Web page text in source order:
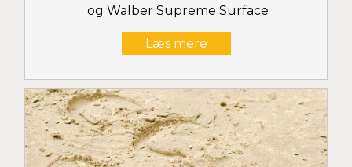
og Walber Supreme Surface
Læs mere